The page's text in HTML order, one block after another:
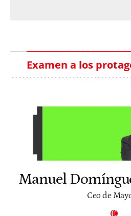
Examen a los
Manuel
Ceo de